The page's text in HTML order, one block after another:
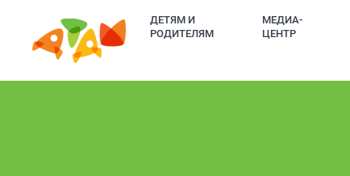
ДЕТЯМ И
РОДИТЕЛЯМ
МЕДИА-
ЦЕНТР